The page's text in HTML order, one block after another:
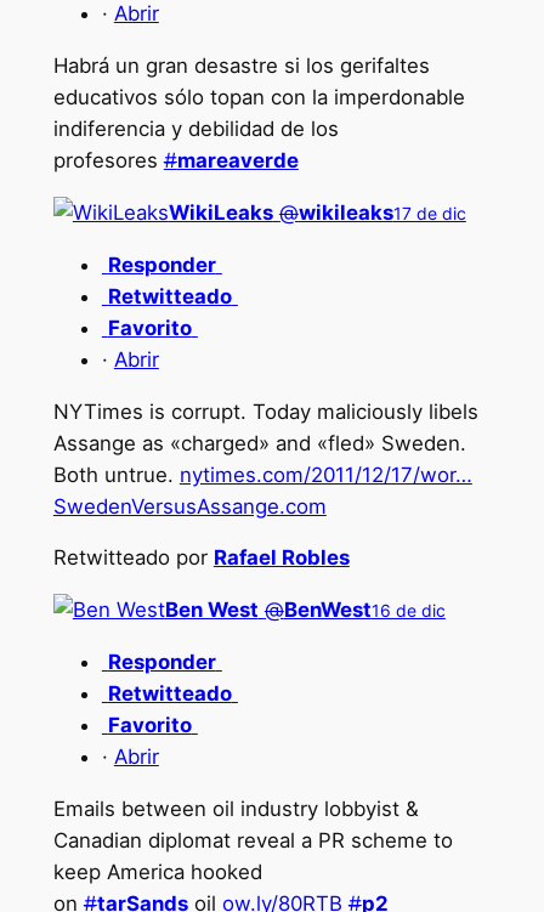
· Abrir
Habrá un gran desastre si los gerifaltes
educativos sólo topan con la imperdonable
indiferencia y debilidad de los
profesores#mareaverde
WikiLeaks @wikileaks17 de dic
Responder
Retwitteado
Favorito
· Abrir
NYTimes is corrupt. Today maliciously libels
Assange as «charged» and «fled» Sweden.
Both untrue. nytimes.com/2011/12/17/wor…
SwedenVersusAssange.com
Retwitteado por Rafael Robles
Ben West @BenWest16 de dic
Responder
Retwitteado
Favorito
· Abrir
Emails between oil industry lobbyist &
Canadian diplomat reveal a PR scheme to
keep America hooked
on#tarSandsoil ow.ly/80RTB #p2